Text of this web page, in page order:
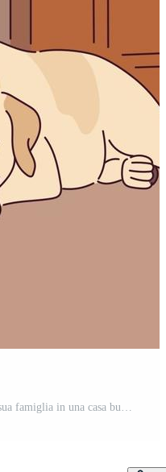
labrador retriever sta aspettando la sua famiglia in una casa buia da solo. Vettore Pro